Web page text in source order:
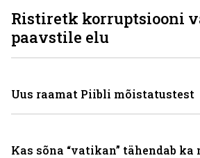
Ristiretk korruptsiooni
paavstile elu
Uus raamat Piibli mõistatustest
Kas sõna “vatikan” tähendab ka